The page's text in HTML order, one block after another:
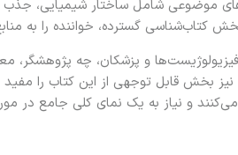
موضوعی شامل ساختار شیمیایی، جذب
کتاب‌شناسی گسترده، خواننده را به
و پزشکان، چه
نیز بخش قابل توجهی از این کتاب را
و نیاز به یک نمای کلی جامع در